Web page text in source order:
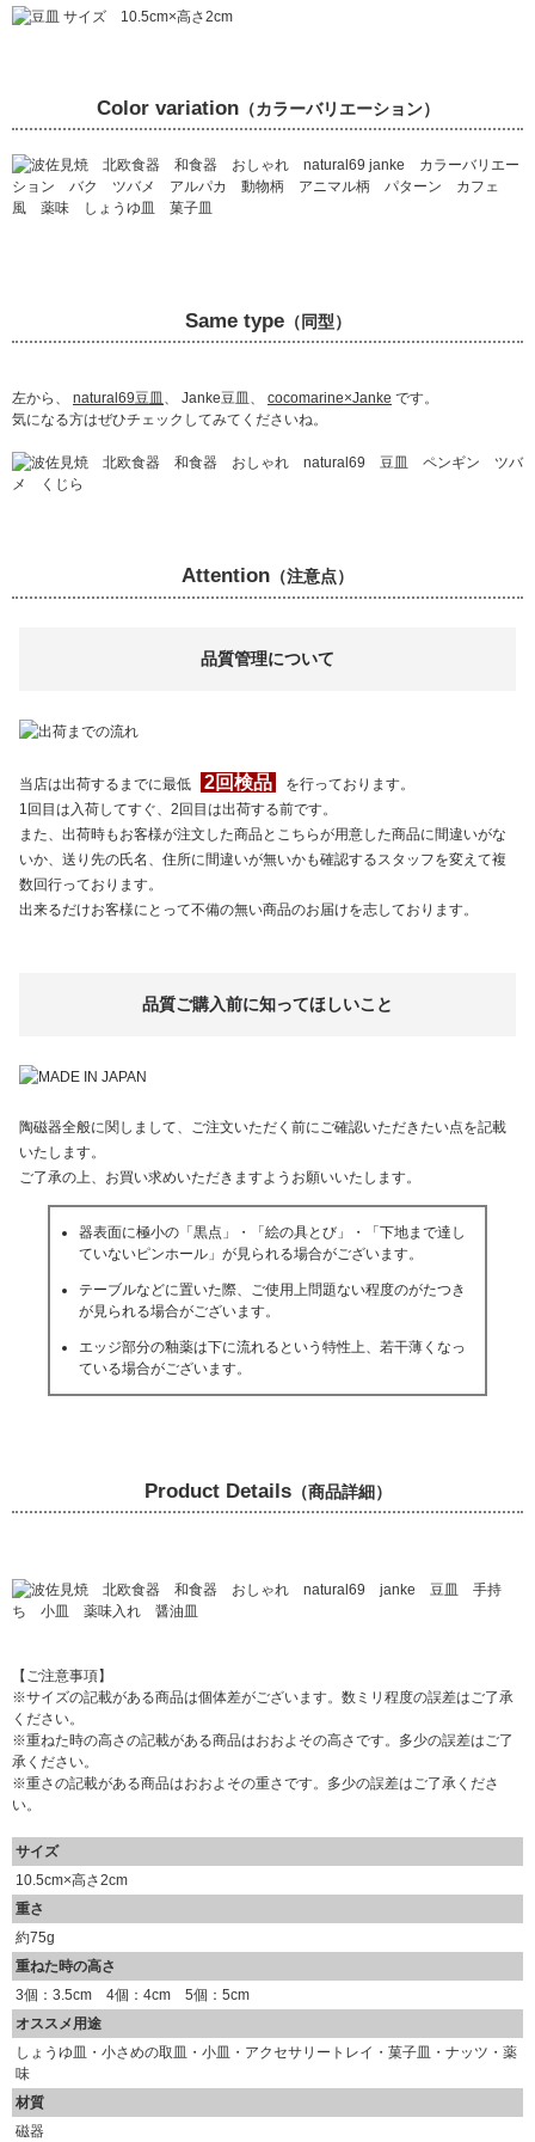
Color variation（カラーバリエーション）
Same type（同型）
左から、 natural69豆皿 、 Janke豆皿、 cocomarine×Janke です。
気になる方はぜひチェックしてみてくださいね。
Attention （注意点）
品質管理について
当店は出荷するまでに最低 2回検品
を行っております。
1回目は入荷してすぐ、2回目は出荷する前です。
また、出荷時もお客様が注文した商品とこちらが用意した商品に間違いがな
いか、送り先の氏名、住所に間違いが無いかも確認するスタッフを変えて複
数回行っております。
出来るだけお客様にとって不備の無い商品のお届けを志しております。
品質ご購入前に知ってほしいこと
陶磁器全般に関しまして、ご注文いただく前にご確認いただきたい点を記載
いたします。
ご了承の上、お買い求めいただきますようお願いいたします。
器表面に極小の「黒点」・「絵の具とび」・「下地まで達し
ていないピンホール」が見られる場合がございます。
テーブルなどに置いた際、ご使用上問題ない程度のがたつき
が見られる場合がございます。
エッジ部分の釉薬は下に流れるという特性上、若干薄くなっ
ている場合がございます。
Product Details（商品詳細）
【ご注意事項】
※サイズの記載がある商品は個体差がございます。数ミリ程度の誤差はご了承
ください。
※重ねた時の高さの記載がある商品はおおよその高さです。多少の誤差はご了
承ください。
※重さの記載がある商品はおおよその重さです。多少の誤差はご了承くださ
い。
サイズ
10.5cm×高さ2cm
重さ
約75g
重ねた時の高さ
3個：3.5cm 4個：4cm 5個：5cm
オススメ用途
しょうゆ皿・小さめの取皿・小皿・アクセサリートレイ・菓子皿・ナッツ・薬
味
材質
磁器